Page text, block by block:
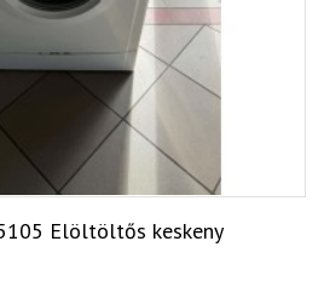
Elöltöltős keskeny